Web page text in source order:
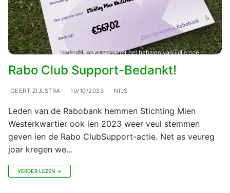
Rabo Club Support-Bedankt!
GEERT ZIJLSTRA 19/10/2023 NIJS
Leden van de Rabobank hemmen Stichting Mien
Westerkwartier ook ien 2023 weer veul stemmen
geven ien de Rabo ClubSupport-actie. Net as veureg
joar kregen we…
VERDER LEZEN →